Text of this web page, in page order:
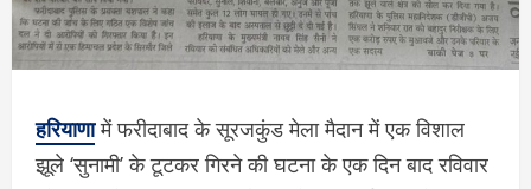
हरियाणामें फरीदाबाद के सूरजकुंड मेला मैदान में एक विशाल
झूले ‘सुनामी’ के टूटकर गिरने की घटना के एक दिन बाद रविवार